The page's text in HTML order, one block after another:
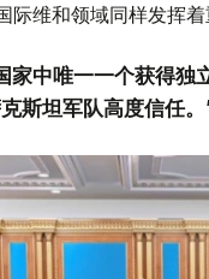
维和领域同样发挥着
家中唯一一个获得独
斯坦军队高度信任。